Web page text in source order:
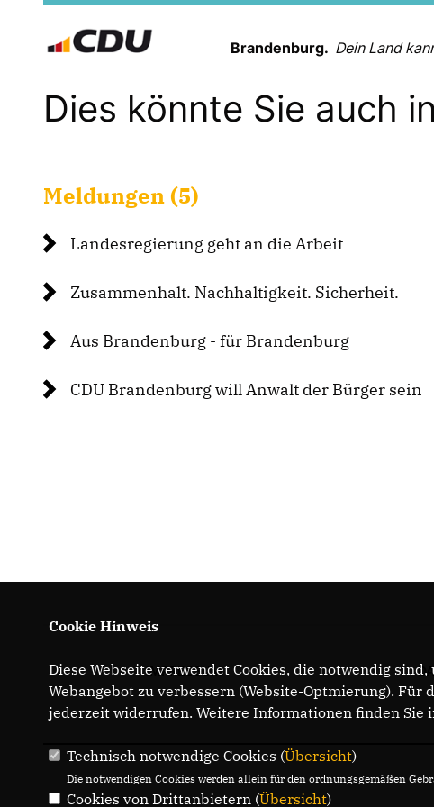
Brandenburg. Dein Land
Dies könnte Sie auch
Meldungen (5)
Landesregierung geht an die Arbeit
Zusammenhalt. Nachhaltigkeit. Sicherheit.
Aus Brandenburg - für Brandenburg
CDU Brandenburg will Anwalt der Bürger sein
IMPRESSUM
Cookie Hinweis
Diese Webseite verwendet Cookies, die notwendig
Webangebot zu verbessern (Website-Optmierung).
jederzeit widerrufen. Weitere Informationen finden Sie
Technisch notwendige Cookies (Übersicht)
Die notwendigen Cookies werden allein für den ordnungsgemäßen
Cookies von Drittanbietern (Übersicht)